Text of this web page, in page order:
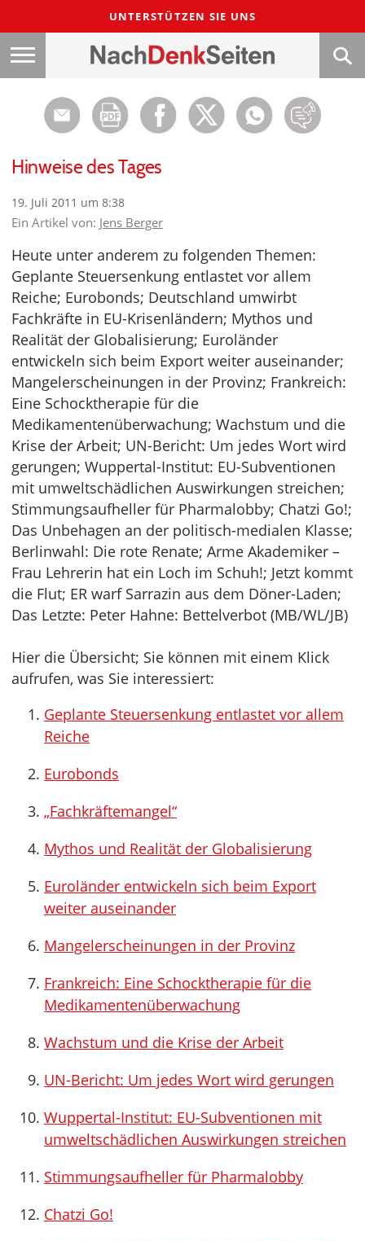
UNTERSTÜTZEN SIE UNS
Hinweise des Tages
19. Juli 2011 um 8:38
Ein Artikel von: Jens Berger
Heute unter anderem zu folgenden Themen:
Geplante Steuersenkung entlastet vor allem
Reiche; Eurobonds; Deutschland umwirbt
Fachkräfte in EU-Krisenländern; Mythos und
Realität der Globalisierung; Euroländer
entwickeln sich beim Export weiter auseinander;
Mangelerscheinungen in der Provinz; Frankreich:
Eine Schocktherapie für die
Medikamentenüberwachung; Wachstum und die
Krise der Arbeit; UN-Bericht: Um jedes Wort wird
gerungen; Wuppertal-Institut: EU-Subventionen
mit umweltschädlichen Auswirkungen streichen;
Stimmungsaufheller für Pharmalobby; Chatzi Go!;
Das Unbehagen an der politisch-medialen Klasse;
Berlinwahl: Die rote Renate; Arme Akademiker –
Frau Lehrerin hat ein Loch im Schuh!; Jetzt kommt
die Flut; ER warf Sarrazin aus dem Döner-Laden;
Das Letzte: Peter Hahne: Bettelverbot (MB/WL/JB)
Hier die Übersicht; Sie können mit einem Klick
aufrufen, was Sie interessiert:
Geplante Steuersenkung entlastet vor allem
Reiche
Eurobonds
„Fachkräftemangel“
Mythos und Realität der Globalisierung
Euroländer entwickeln sich beim Export
weiter auseinander
Mangelerscheinungen in der Provinz
Frankreich: Eine Schocktherapie für die
Medikamentenüberwachung
Wachstum und die Krise der Arbeit
UN-Bericht: Um jedes Wort wird gerungen
Wuppertal-Institut: EU-Subventionen mit
umweltschädlichen Auswirkungen streichen
Stimmungsaufheller für Pharmalobby
Chatzi Go!